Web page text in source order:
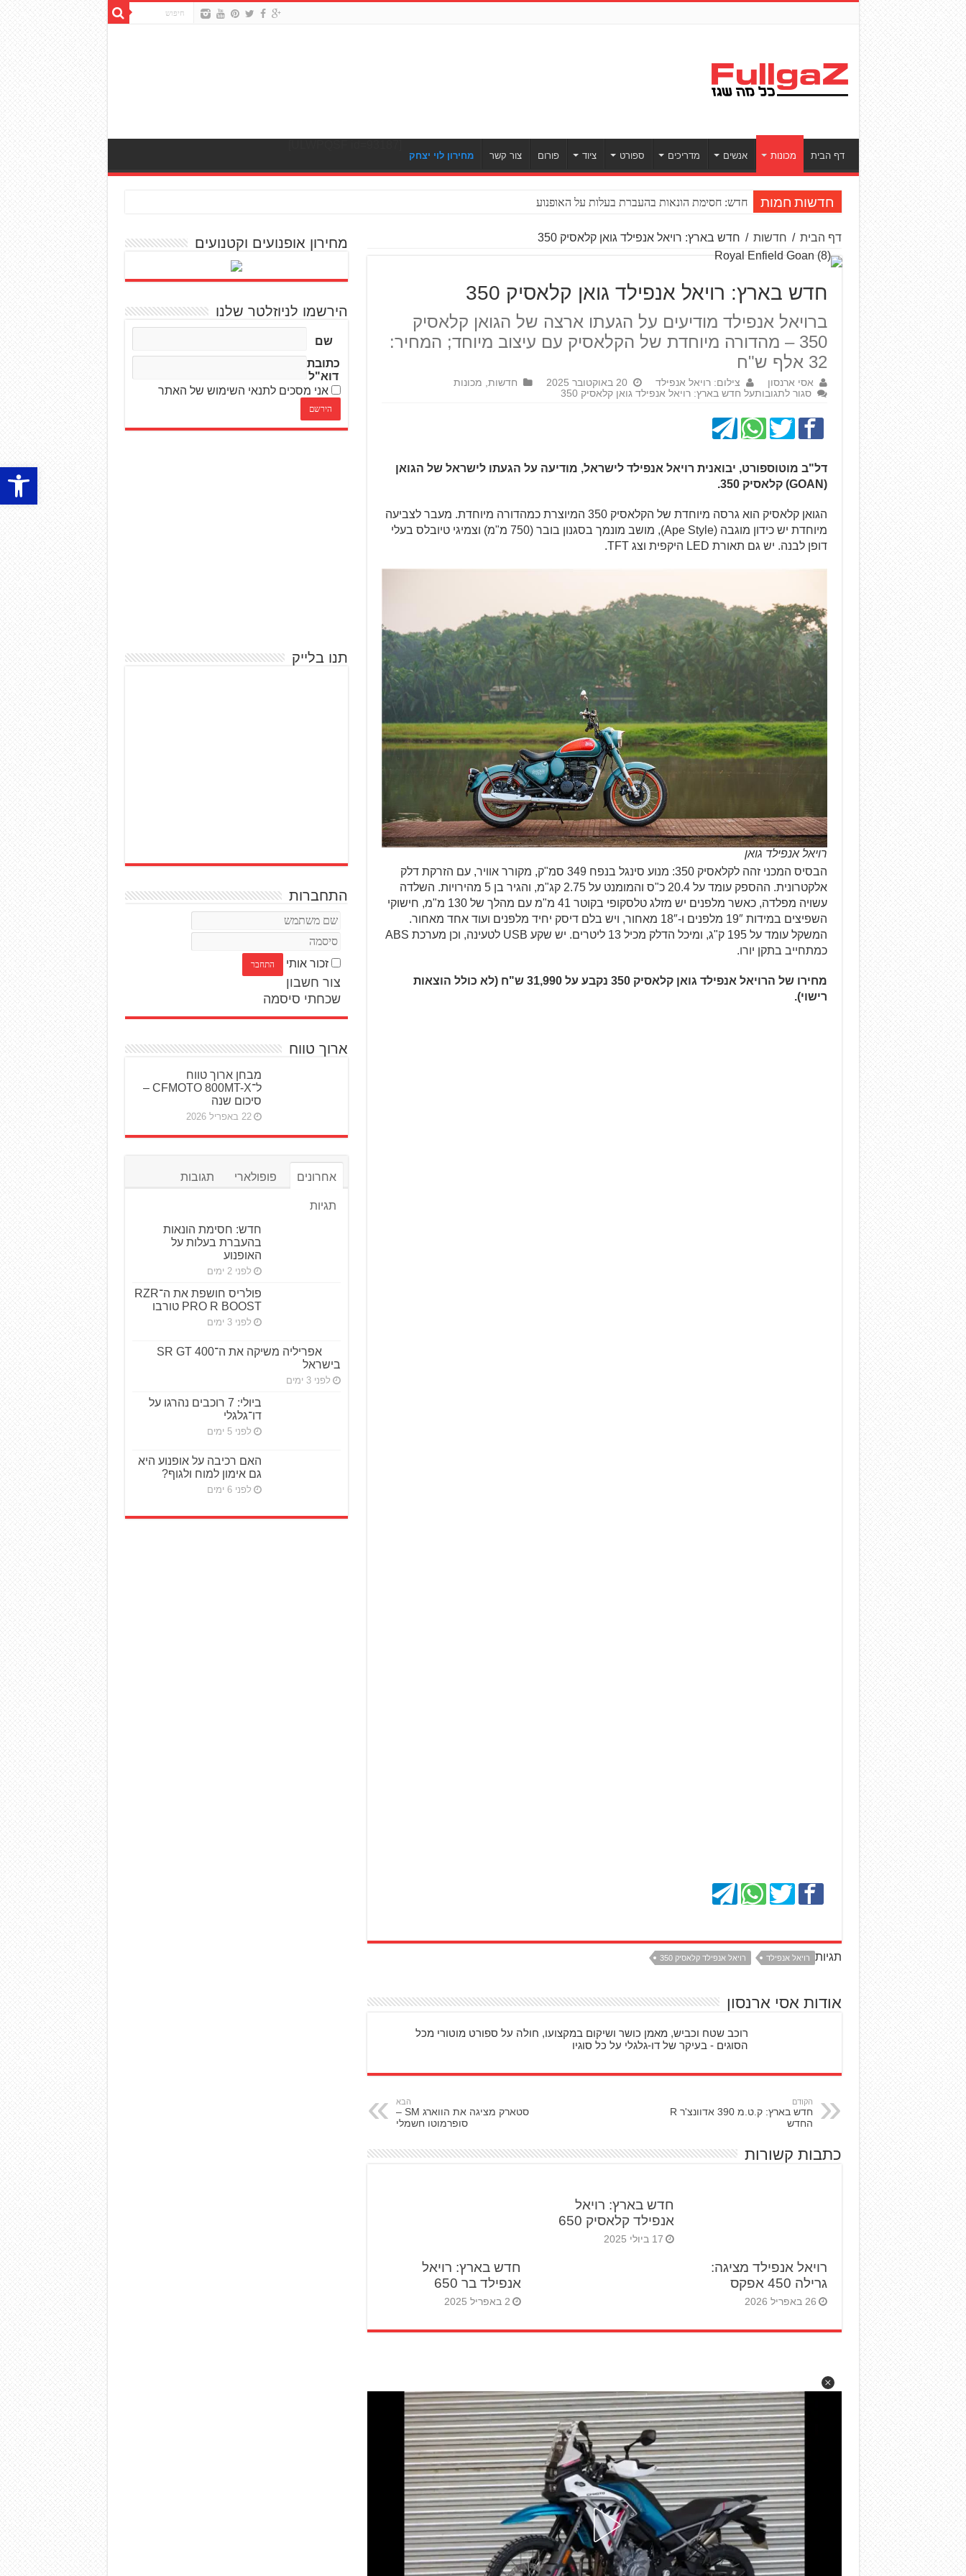
פתח
דף הבית מכונות אנשים מדריכים ספורט ציוד פורום צור קשר מחירון לוי יצחק
חדשות חמות חדש: חסימת הונאות בהעברת בעלות על האופנוע
דף הבית / חדשות / חדש בארץ: רויאל אנפילד גואן קלאסיק 350
חדש בארץ: רויאל אנפילד גואן קלאסיק 350
ברויאל אנפילד מודיעים על הגעתו ארצה של הגואן קלאסיק
350 – מהדורה מיוחדת של הקלאסיק עם עיצוב מיוחד; המחיר:
32 אלף ש"ח
אסי ארנסון צילום: רויאל אנפילד 20 באוקטובר 2025 חדשות, מכונות
סגור לתגובותעל חדש בארץ: רויאל אנפילד גואן קלאסיק 350
דל"ב מוטוספורט, יבואנית רויאל אנפילד לישראל, מודיעה על הגעתו לישראל של הגואן
(GOAN) קלאסיק 350.
הגואן קלאסיק הוא גרסה מיוחדת של הקלאסיק 350 המיוצרת כמהדורה מיוחדת. מעבר לצביעה
מיוחדת יש כידון מוגבה (Ape Style), מושב מונמך בסגנון בובר (750 מ"מ) וצמיגי טיובלס בעלי
דופן לבנה. יש גם תאורת LED היקפית וצג TFT.
רויאל אנפילד גואן
הבסיס המכני זהה לקלאסיק 350: מנוע סינגל בנפח 349 סמ"ק, מקורר אוויר, עם הזרקת דלק
אלקטרונית. ההספק עומד על 20.4 כ"ס והמומנט על 2.75 קג"מ, והגיר בן 5 מהירויות. השלדה
עשויה מפלדה, כאשר מלפנים יש מזלג טלסקופי בקוטר 41 מ"מ עם מהלך של 130 מ"מ, חישוקי
השפיצים במידות 19″ מלפנים ו-18″ מאחור, ויש בלם דיסק יחיד מלפנים ועוד אחד מאחור.
המשקל עומד על 195 ק"ג, ומיכל הדלק מכיל 13 ליטרים. יש שקע USB לטעינה, וכן מערכת ABS
כמתחייב בתקן יורו.
מחירו של הרויאל אנפילד גואן קלאסיק 350 נקבע על 31,990 ש"ח (לא כולל הוצאות
רישוי).
תגיות רויאל אנפילד רויאל אנפילד קלאסיק 350
אודות אסי ארנסון
רוכב שטח וכביש, מאמן כושר ושיקום במקצועו, חולה על ספורט מוטורי מכל
הסוגים - בעיקר של דו-גלגלי על כל סוגיו
הקודם
חדש בארץ: ק.ט.מ 390 אדוונצ'ר R
החדש
הבא
סטארק מציגה את הווארג SM –
סופרמוטו חשמלי
כתבות קשורות
רויאל אנפילד מציגה:
גרילה 450 אפקס
26 באפריל 2026
חדש בארץ: רויאל
אנפילד קלאסיק 650
17 ביולי 2025
חדש בארץ: רויאל
אנפילד בר 650
2 באפריל 2025
מחירון אופנועים וקטנועים
הירשמו לניוזלטר שלנו
שם
כתובת
דוא"ל
אני מסכים לתנאי השימוש של האתר
תנו בלייק
התחברות
זכור אותי
צור חשבון
שכחתי סיסמה
ארוך טווח
מבחן ארוך טווח
ל־CFMOTO 800MT-X –
סיכום שנה
22 באפריל 2026
אחרונים פופולארי תגובות
תגיות
חדש: חסימת הונאות
בהעברת בעלות על
האופנוע
לפני 2 ימים
פולריס חושפת את ה־RZR
PRO R BOOST טורבו
לפני 3 ימים
אפריליה משיקה את ה־SR GT 400
בישראל
לפני 3 ימים
ביולי: 7 רוכבים נהרגו על
דו־גלגלי
לפני 5 ימים
האם רכיבה על אופנוע היא
גם אימון למוח ולגוף?
לפני 6 ימים